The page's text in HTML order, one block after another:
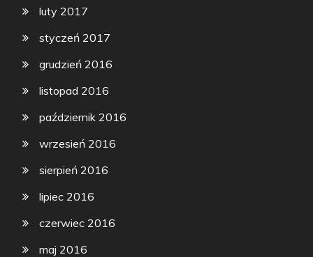
luty 2017
styczeń 2017
grudzień 2016
listopad 2016
październik 2016
wrzesień 2016
sierpień 2016
lipiec 2016
czerwiec 2016
maj 2016